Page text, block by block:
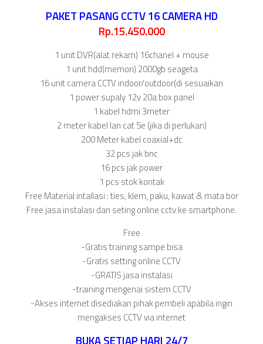
PAKET PASANG CCTV 16 CAMERA HD
Rp.15.450.000
1 unit DVR(alat rekam) 16chanel + mouse
1 unit hdd(memori) 2000gb seageta
16 unit camera CCTV indoor/outdoor(di sesuaikan
1 power supaly 12v 20a box panel
1 kabel hdmi 3meter
2 meter kabel lan cat 5e (jika di perlukan)
200 Meter kabel coaxial+dc
32 pcs jak bnc
16 pcs jak power
1 pcs stok kontak
Free Material intallasi : ties, klem, paku, kawat & mata bor
Free jasa instalasi dan seting online cctv ke smartphone.
Free
-Gratis training sampe bisa
-Gratis setting online CCTV
-GRATIS jasa instalasi
-training mengenai sistem CCTV
-Akses internet disediakan pihak pembeli apabila ingin
mengakses CCTV via internet
BUKA SETIAP HARI 24/7